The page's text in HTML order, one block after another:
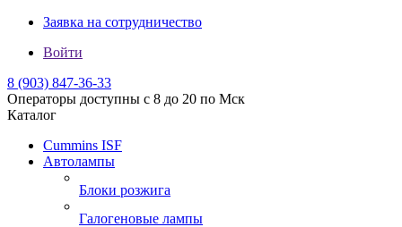
Заявка на сотрудничество
Войти
8 (903) 847-36-33
Операторы доступны с 8 до 20 по Мск
Каталог
Cummins ISF
Автолампы
Блоки розжига
Галогеновые лампы